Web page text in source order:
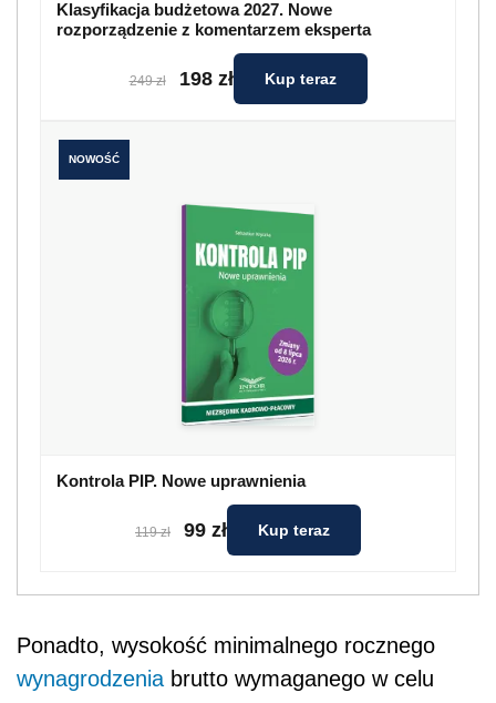
Klasyfikacja budżetowa 2027. Nowe
rozporządzenie z komentarzem eksperta
249 zł 198 zł Kup teraz
NOWOŚĆ
Kontrola PIP. Nowe uprawnienia
119 zł 99 zł Kup teraz
Ponadto, wysokość minimalnego rocznego
wynagrodzeniabrutto wymaganego w celu